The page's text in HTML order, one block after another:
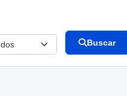
Buscar